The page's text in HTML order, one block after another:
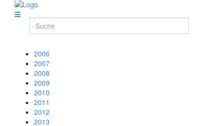
2006
2007
2008
2009
2010
2011
2012
2013